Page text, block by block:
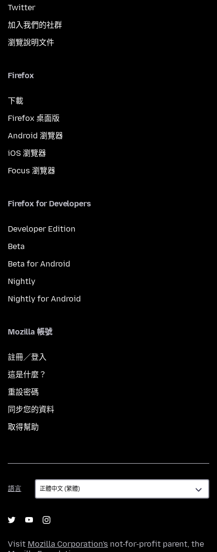
Twitter
加入我們的社群
瀏覽說明文件
Firefox
下載
Firefox 桌面版
Android 瀏覽器
iOS 瀏覽器
Focus 瀏覽器
Firefox for Developers
Developer Edition
Beta
Beta for Android
Nightly
Nightly for Android
Mozilla 帳號
註冊／登入
這是什麼？
重設密碼
同步您的資料
取得幫助
語言
語
言
Visit Mozilla Corporation's not-for-profit parent, the